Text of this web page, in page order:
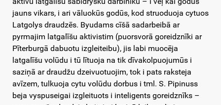
jauns vikars, i ari vāluokūs godūs, kod struoduoja cytuos
Latgolys draudzēs. Byudams cīšā sadarbeibā ar
pyrmajim latgalīšu aktivistim (puorsvorā goreidznīki ar
Pīterburgā dabuotu izgleiteibu), jis labi muocēja
latgalīšu volūdu i tū lītuoja na tik dīvakolpuojumūs i
saziņā ar draudžu dzeivuotuojim, tok i pats raksteja
avīzem, tulkuoja cytu volūdu dorbus i tml. S. Pipinuss
beja vyspuseigai izgleituots i inteligents goreidznīks –